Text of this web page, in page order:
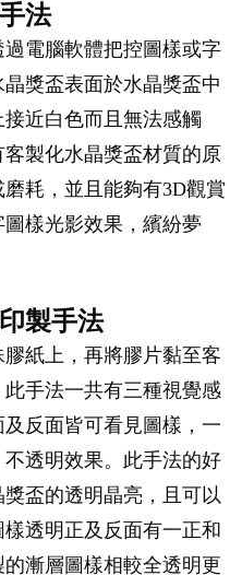
法
電腦軟體把控圖樣或字
獎盃表面於水晶獎盃中
近白色而且無法感觸
製化水晶獎盃材質的原
耗，並且能夠有3D觀賞
樣光影效果，繽紛夢
製手法
紙上，再將膠片黏至客
手法一共有三種視覺感
反面皆可看見圖樣，一
透明效果。此手法的好
盃的透明晶亮，且可以
透明正及反面有一正和
漸層圖樣相較全透明更